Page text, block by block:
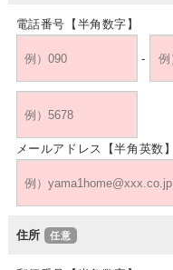
電話番号【半角数字】
-
メールアドレス【半角英数】
住所